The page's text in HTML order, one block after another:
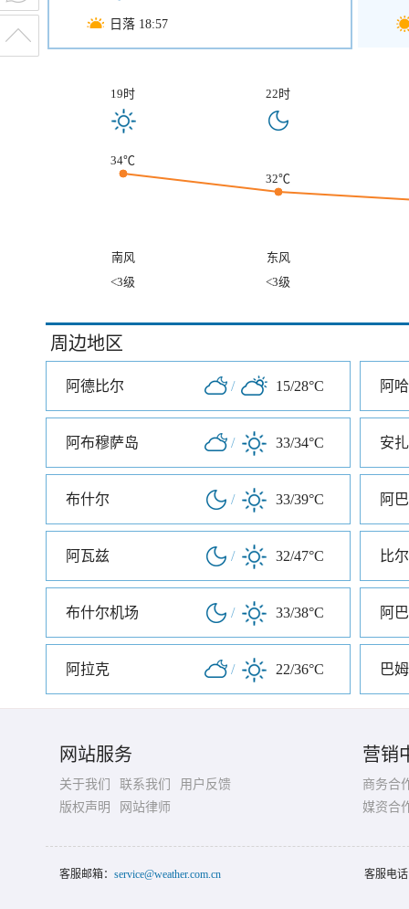
日落 18:57
19时 22时
34℃
32℃
南风
东风
<3级
<3级
周边地区
阿德比尔 / 15/28°C 阿
阿布穆萨岛 / 33/34°C 安
布什尔 / 33/39°C 阿
阿瓦兹 / 32/47°C 比
布什尔机场 / 33/38°C 阿
阿拉克 / 22/36°C 巴姆
网站服务
关于我们 联系我们
用户反馈
版权声明
网站律师
营销
商务合
媒资合
客服邮箱： service@weather.com.cn 客服电